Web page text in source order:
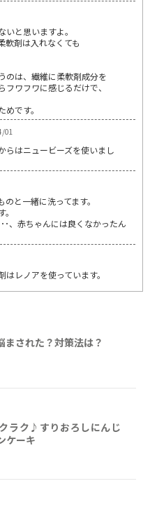
と思いますよ。
軟剤は入れなくても
のは、繊維に柔軟剤成分を
ワフワに感じるだけで、
です。
01
らはニュービーズを使いまし
と一緒に洗ってます。
･、赤ちゃんには良くなかったん
レノアを使っています。
まされた？対策法は？
ラク♪すりおろしにんじ
ケーキ